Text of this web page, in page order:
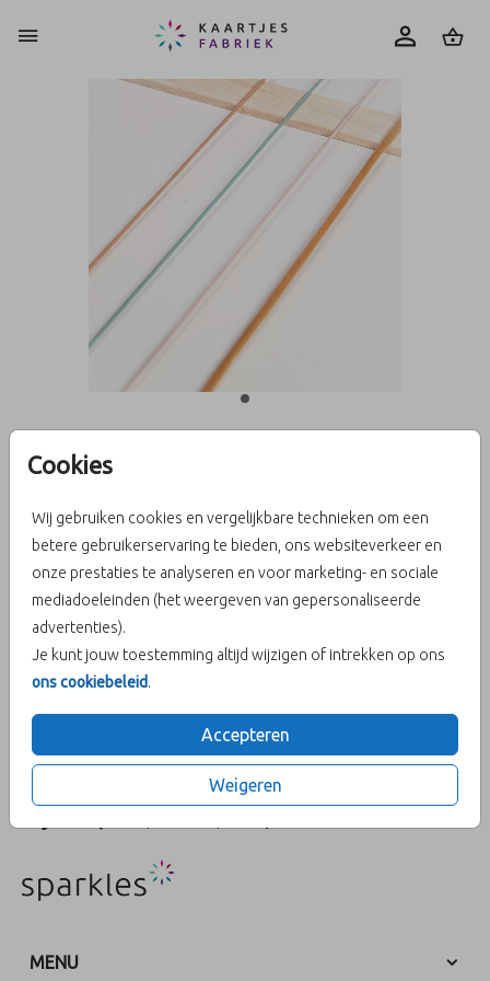
Cookies
Wij gebruiken cookies en vergelijkbare technieken om een
betere gebruikerservaring te bieden, ons websiteverkeer en
onze prestaties te analyseren en voor marketing- en sociale
mediadoeleinden (het weergeven van gepersonaliseerde
advertenties).
Je kunt jouw toestemming altijd wijzigen of intrekken op ons
ons cookiebeleid.
Accepteren
Weigeren
Sampleset elastisch & suède
koord (4) | € 1,49
Aantal x 1 Sample-setjes Prijs:€ 1,49
OMSCHRIJVING
Sampleset van drie kleuren elastisch koord: saliegroen, oudroze
en roestbruin & cognackleurig suède koord.
MENU